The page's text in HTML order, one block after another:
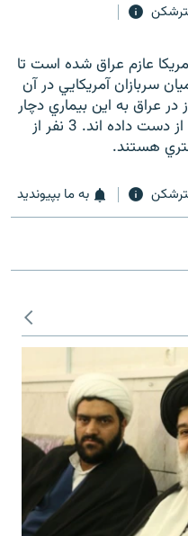
عازم عراق شده است تا
سربازان آمريکايي در آن
کند. تاکنون 14 سرباز در عراق به اين بيماري دچار
شده اند که دو نفرشان جان خود را از دست داده اند. 3 نفر از
هستند.
به ما بپیوندید